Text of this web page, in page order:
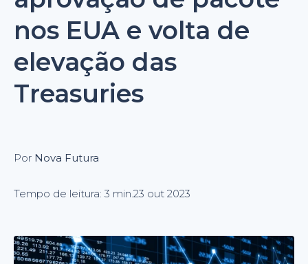
nos EUA e volta de
elevação das
Treasuries
Por Nova Futura
Tempo de leitura: 3 min.23 out 2023